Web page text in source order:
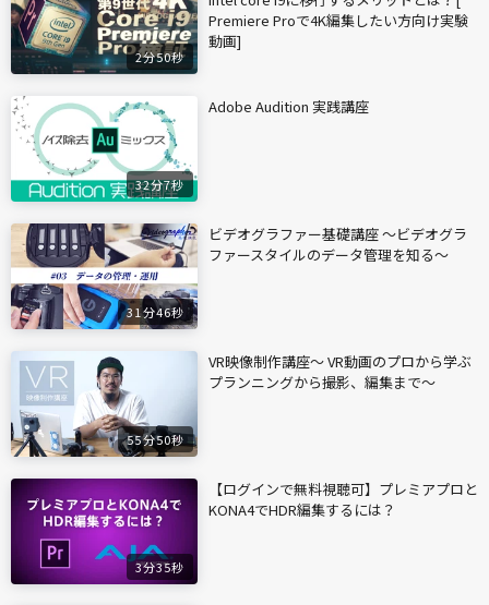
2分50秒
Premiere Proで4K編集したい方向け実験
動画]
32分7秒
Adobe Audition 実践講座
31分46秒
ビデオグラファー基礎講座 〜ビデオグラ
ファースタイルのデータ管理を知る〜
55分50秒
VR映像制作講座〜 VR動画のプロから学ぶ
プランニングから撮影、編集まで〜
3分35秒
【ログインで無料視聴可】プレミアプロと
KONA4でHDR編集するには？